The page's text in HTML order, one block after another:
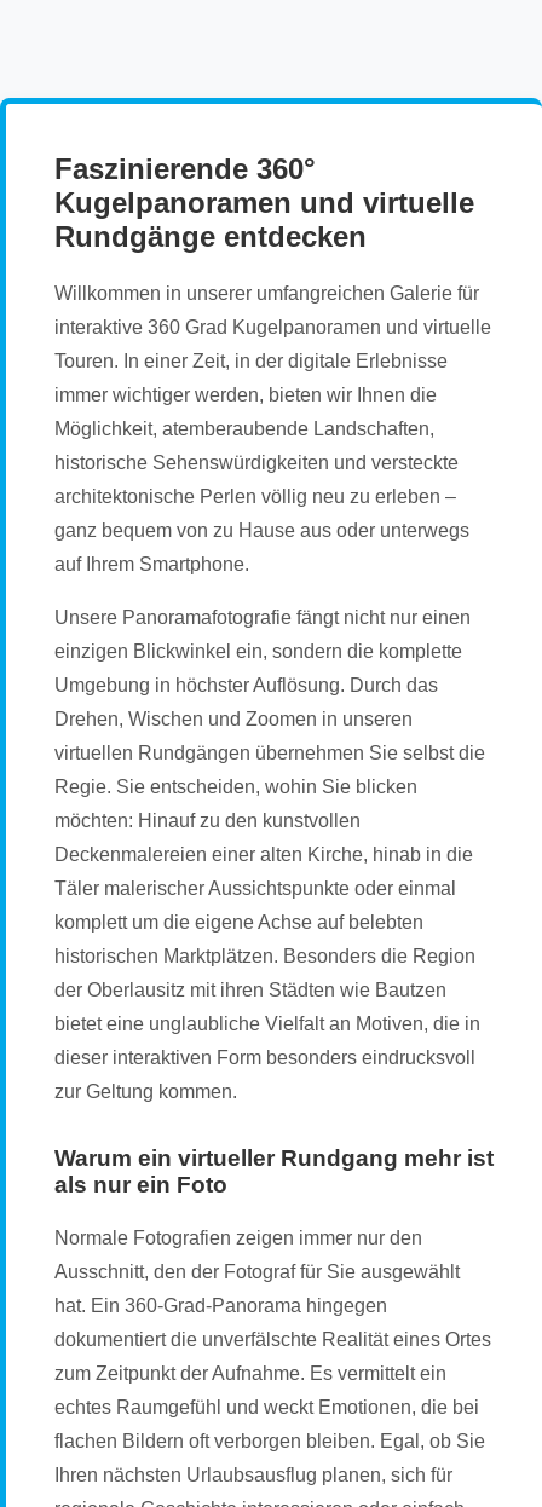
Faszinierende 360°
Kugelpanoramen und virtuelle
Rundgänge entdecken
Willkommen in unserer umfangreichen Galerie für
interaktive 360 Grad Kugelpanoramen und virtuelle
Touren. In einer Zeit, in der digitale Erlebnisse
immer wichtiger werden, bieten wir Ihnen die
Möglichkeit, atemberaubende Landschaften,
historische Sehenswürdigkeiten und versteckte
architektonische Perlen völlig neu zu erleben –
ganz bequem von zu Hause aus oder unterwegs
auf Ihrem Smartphone.
Unsere Panoramafotografie fängt nicht nur einen
einzigen Blickwinkel ein, sondern die komplette
Umgebung in höchster Auflösung. Durch das
Drehen, Wischen und Zoomen in unseren
virtuellen Rundgängen übernehmen Sie selbst die
Regie. Sie entscheiden, wohin Sie blicken
möchten: Hinauf zu den kunstvollen
Deckenmalereien einer alten Kirche, hinab in die
Täler malerischer Aussichtspunkte oder einmal
komplett um die eigene Achse auf belebten
historischen Marktplätzen. Besonders die Region
der Oberlausitz mit ihren Städten wie Bautzen
bietet eine unglaubliche Vielfalt an Motiven, die in
dieser interaktiven Form besonders eindrucksvoll
zur Geltung kommen.
Warum ein virtueller Rundgang mehr ist
als nur ein Foto
Normale Fotografien zeigen immer nur den
Ausschnitt, den der Fotograf für Sie ausgewählt
hat. Ein 360-Grad-Panorama hingegen
dokumentiert die unverfälschte Realität eines Ortes
zum Zeitpunkt der Aufnahme. Es vermittelt ein
echtes Raumgefühl und weckt Emotionen, die bei
flachen Bildern oft verborgen bleiben. Egal, ob Sie
Ihren nächsten Urlaubsausflug planen, sich für